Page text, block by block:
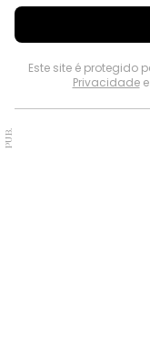
Este site é protegido
Privacidadee
PUB.